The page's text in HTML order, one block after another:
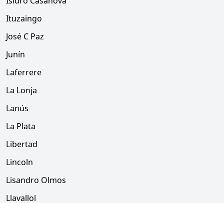
Ituzaingo
José C Paz
Junín
Laferrere
La Lonja
Lanús
La Plata
Libertad
Lincoln
Lisandro Olmos
Llavallol